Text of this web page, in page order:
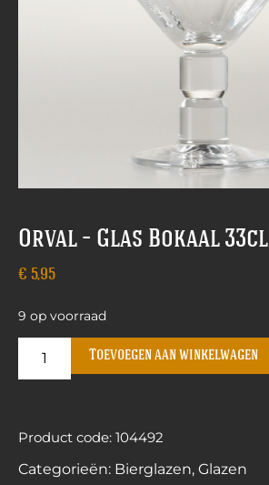
Orval – Glas Bokaal 33cl
€ 5,95
9 op voorraad
Toevoegen aan winkelwagen
Product code: 104492
Categorieën: Bierglazen, Glazen